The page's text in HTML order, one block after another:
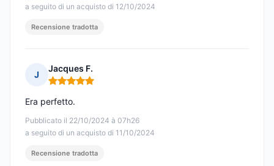
a seguito di un acquisto di 12/10/2024
Recensione tradotta
J
Jacques F.
Nota: 5 su 5
Pubblicato il 22/10/2024 à 07h26
a seguito di un acquisto di 11/10/2024
Era perfetto.
Recensione tradotta